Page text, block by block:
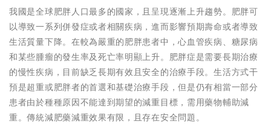
我國是全球肥胖人口最多的國家，且呈現逐漸上升趨勢。肥胖可
以導致一系列併發症或者相關疾病，進而影響預期壽命或者導致
生活質量下降。在較為嚴重的肥胖患者中，心血管疾病、糖尿病
和某些腫瘤的發生率及死亡率明顯上升。肥胖症是需要長期治療
的慢性疾病，目前缺乏長期有效且安全的治療手段。生活方式干
預是超重或肥胖者的首選和基礎治療手段，但是仍有相當一部分
患者由於種種原因不能達到期望的減重目標，需用藥物輔助減
重。傳統減肥藥減重效果有限，且存在安全問題。